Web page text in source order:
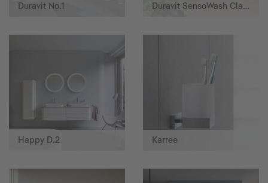
Duravit No.1 Duravit SensoWash Classic Shower Toilet
Happy D.2 Karree